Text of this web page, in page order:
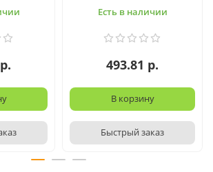
Есть в наличии
493.81 р.
В корзину
Быстрый заказ